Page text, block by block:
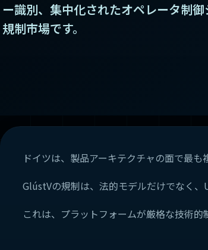
ー識別、集中化されたオペレータ制
規制市場です。
ドイツは、製品アーキテクチャの面で最も
GlústVの規制は、法的モデルだけでなく、
これは、プラットフォームが厳格な技術的